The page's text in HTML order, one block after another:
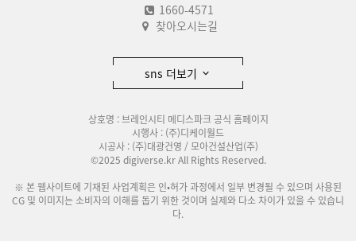
1660-4571
찾아오시는길
sns 더보기
상호명 : 브레인시티 메디스파크 공식 홈페이지
시행사 : (주)디케이월드
시공사 : (주)대광건영 / 모아건설산업(주)
©2025 digiverse.kr All Rights Reserved.
※ 본 웹사이트에 기재된 사업계획은 인•허가 과정에서 일부 변경될 수 있으며 사용된
CG 및 이미지는 소비자의 이해를 돕기 위한 것이며 실제와 다소 차이가 있을 수 있습니
다.